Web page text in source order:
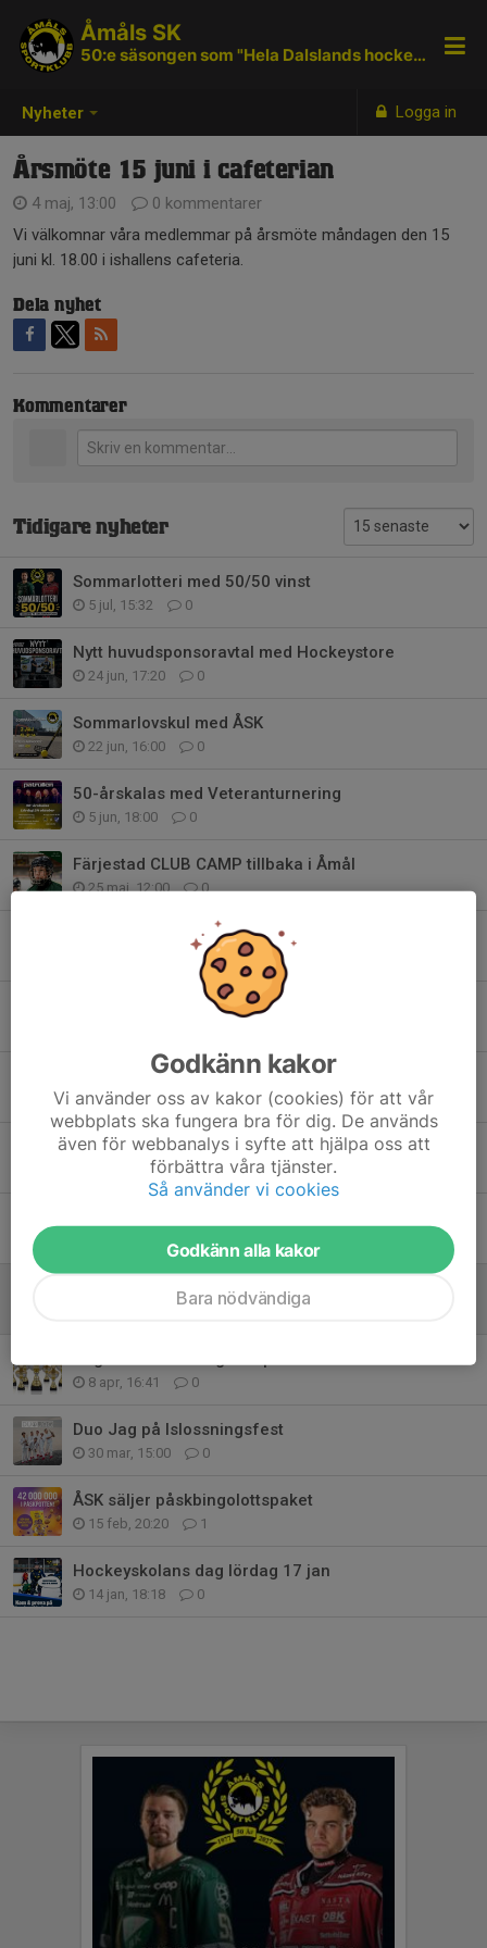
Nyheter Logga in
Åmåls SK
50:e säsongen som "Hela Dalslands hockeyklubb"
Årsmöte 15 juni i cafeterian
4 maj, 13:00
0 kommentarer
Vi välkomnar våra medlemmar på årsmöte måndagen den 15
juni kl. 18.00 i ishallens cafeteria.
Dela nyhet
Kommentarer
Tidigare nyheter
Sommarlotteri med 50/50 vinst
5 jul, 15:32 0
Nytt huvudsponsoravtal med Hockeystore
24 jun, 17:20 0
Sommarlovskul med ÅSK
22 jun, 16:00 0
50-årskalas med Veteranturnering
5 jun, 18:00 0
Färjestad CLUB CAMP tillbaka i Åmål
25 maj, 12:00 0
Biljettsläpp Färjestad BK - Örebro Hockey
1
Presentation av jubileumsmatchtröjan
Lansering av jubileumssouvenirer
7 maj, 19:00 0
Uppfräschning av Åmåls Ishall
6 maj, 19:13 0
0
Årsmöte 15 juni i cafeterian
8 apr, 16:41 0
Duo Jag på Islossningsfest
30 mar, 15:00 0
ÅSK säljer påskbingolottspaket
15 feb, 20:20 1
Hockeyskolans dag lördag 17 jan
14 jan, 18:18 0
Godkänn kakor
Vi använder oss av kakor (cookies) för att vår
webbplats ska fungera bra för dig. De används
även för webbanalys i syfte att hjälpa oss att
förbättra våra tjänster.
Så använder vi cookies
Godkänn alla kakor
Bara nödvändiga